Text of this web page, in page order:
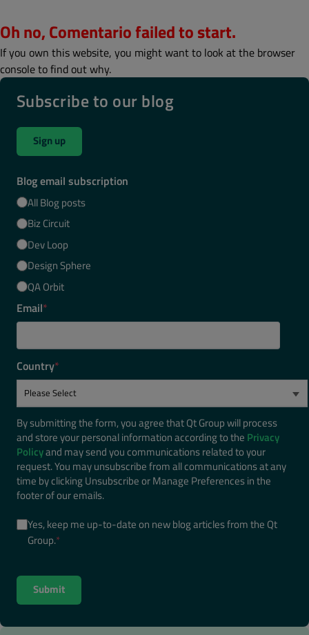
Oh no, Comentario failed to start.
If you own this website, you might want to look at the browser
console to find out why.
Subscribe to our blog
Sign up
Blog email subscription
All Blog posts
Biz Circuit
Dev Loop
Design Sphere
QA Orbit
Email*
Country*
By submitting the form, you agree that Qt Group will process
and store your personal information according to the Privacy
Policyand may send you communications related to your
request. You may unsubscribe from all communications at any
time by clicking Unsubscribe or Manage Preferences in the
footer of our emails.
Yes, keep me up-to-date on new blog articles from the Qt
Group.*